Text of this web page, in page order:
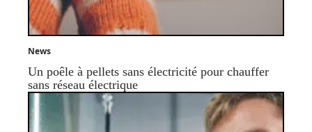
News
Un poêle à pellets sans électricité pour chauffer
sans réseau électrique